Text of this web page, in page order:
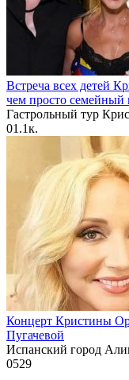
Встреча всех детей
чем просто семейный
Гастрольный тур
01.1к.
Концерт Кристины
Пугачевой
Испанский город
0529